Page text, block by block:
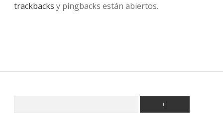
trackbacks y pingbacks están abiertos.